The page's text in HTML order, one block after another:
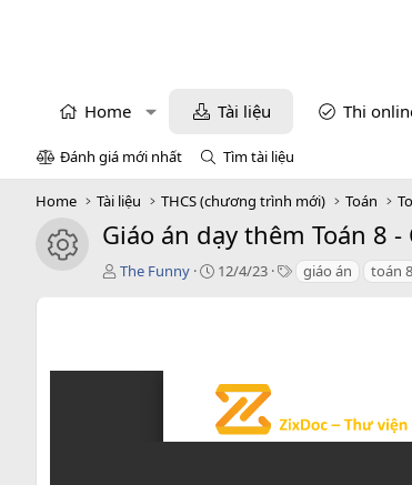
Home Tài liệu Thi
Đánh giá mới nhất Tìm tài liệu
Home Tài liệu THCS (chương trình mới) Toán
icon tài liệu
Giáo án dạy thêm Toán 8
T
ả
The Funny
C
o
n
d
12/4/23
T giáo án toán 8